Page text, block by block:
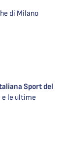
di Milano
Sport del
e le ultime